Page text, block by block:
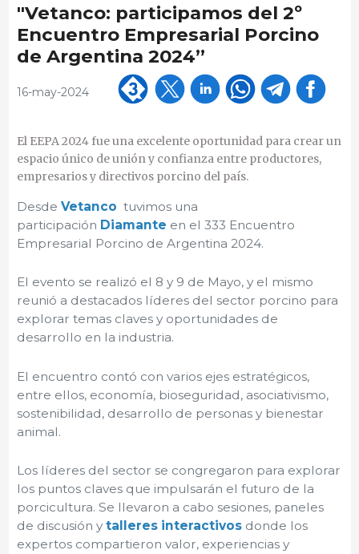
"Vetanco: participamos del 2º
Encuentro Empresarial Porcino
de Argentina 2024”
16-may-2024
El EEPA 2024 fue una excelente oportunidad para crear un
espacio único de unión y confianza entre productores,
empresarios y directivos porcino del país.
Desde Vetanco tuvimos una
participación Diamante en el 333 Encuentro
Empresarial Porcino de Argentina 2024.
El evento se realizó el 8 y 9 de Mayo, y el mismo
reunió a destacados líderes del sector porcino para
explorar temas claves y oportunidades de
desarrollo en la industria.
El encuentro contó con varios ejes estratégicos,
entre ellos, economía, bioseguridad, asociativismo,
sostenibilidad, desarrollo de personas y bienestar
animal.
Los líderes del sector se congregaron para explorar
los puntos claves que impulsarán el futuro de la
porcicultura. Se llevaron a cabo sesiones, paneles
de discusión y talleres interactivosdonde los
expertos compartieron valor, experiencias y